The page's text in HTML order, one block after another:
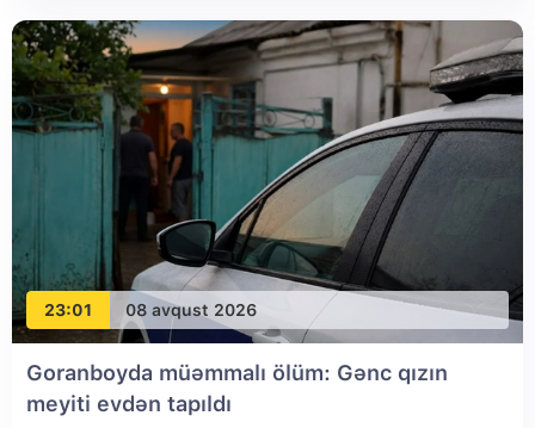
23:01 08 avqust 2026
Goranboyda müəmmalı ölüm: Gənc qızın
meyiti evdən tapıldı